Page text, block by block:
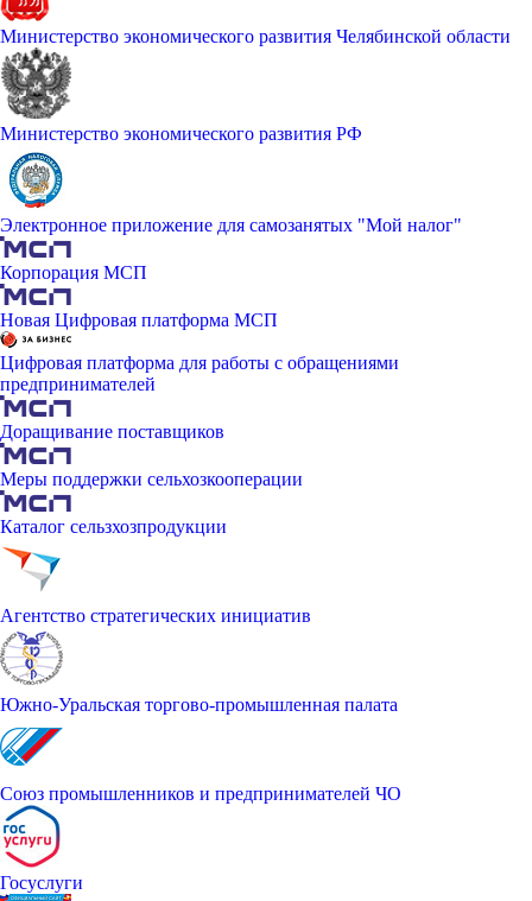
Министерство экономического развития Челябинской области
Министерство экономического развития РФ
Электронное приложение для самозанятых "Мой налог"
Корпорация МСП
Новая Цифровая платформа МСП
Цифровая платформа для работы с обращениями
предпринимателей
Доращивание поставщиков
Меры поддержки сельхозкооперации
Каталог сельзхозпродукции
Агентство стратегических инициатив
Южно-Уральская торгово-промышленная палата
Союз промышленников и предпринимателей ЧО
Госуслуги